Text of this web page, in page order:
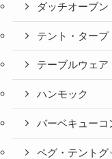
ダッチオーブン
テント・タープ
テーブルウェア
ハンモック
バーベキューコ
ペグ・テントグ